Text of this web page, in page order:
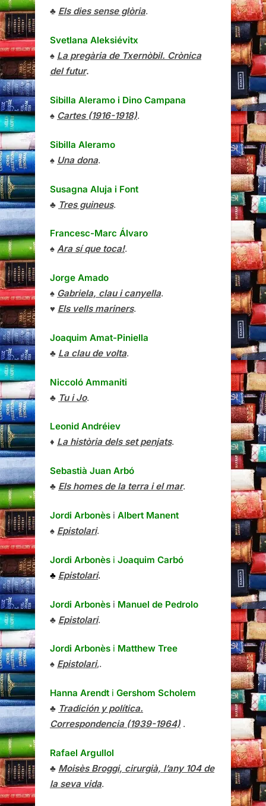
♣ Els dies sense glòria.
Svetlana Aleksiévitx
♠ La pregària de Txernòbil. Crònica
del futur.
Sibilla Aleramo i Dino Campana
♠ Cartes (1916-1918).
Sibilla Aleramo
♠ Una dona.
Susagna Aluja i Font
♣ Tres guineus.
Francesc-Marc Álvaro
♠ Ara sí que toca!.
Jorge Amado
♠ Gabriela, clau i canyella.
♥ Els vells mariners.
Joaquim Amat-Piniella
♣ La clau de volta.
Niccoló Ammaniti
♣ Tu i Jo.
Leonid Andréiev
♦ La història dels set penjats.
Sebastià Juan Arbó
♣ Els homes de la terra i el mar.
Jordi Arbonès i Albert Manent
♠ Epistolari.
Jordi Arbonès i Joaquim Carbó
♣ Epistolari.
Jordi Arbonès i Manuel de Pedrolo
♣ Epistolari.
Jordi Arbonès i Matthew Tree
♠ Epistolari,.
Hanna Arendt i Gershom Scholem
♣ Tradición y política.
Correspondencia (1939-1964) .
Rafael Argullol
♣ Moisès Broggi, cirurgià, l’any 104 de
la seva vida.